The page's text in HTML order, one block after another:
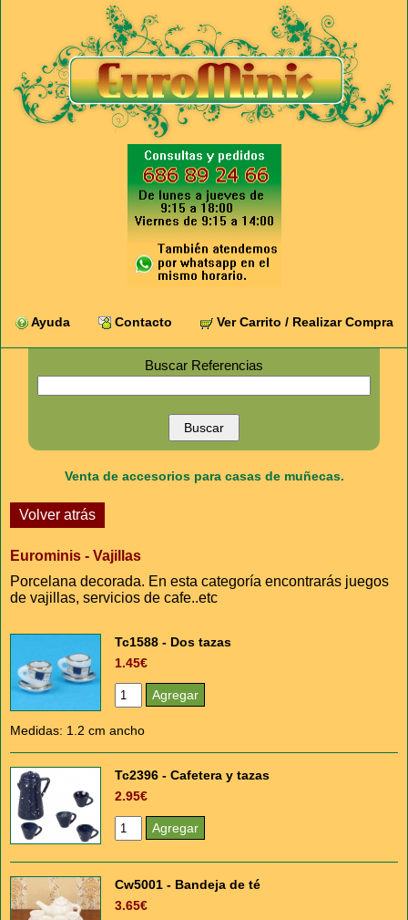
Ver Carrito / Realizar Compra
Contacto
Ayuda
Buscar Referencias
Venta de accesorios para casas de muñecas.
Volver atrás
Eurominis - Vajillas
Porcelana decorada. En esta categoría encontrarás juegos
de vajillas, servicios de cafe..etc
Tc1588 - Dos tazas
1.45€
Medidas: 1.2 cm ancho
Tc2396 - Cafetera y tazas
2.95€
Cw5001 - Bandeja de té
3.65€